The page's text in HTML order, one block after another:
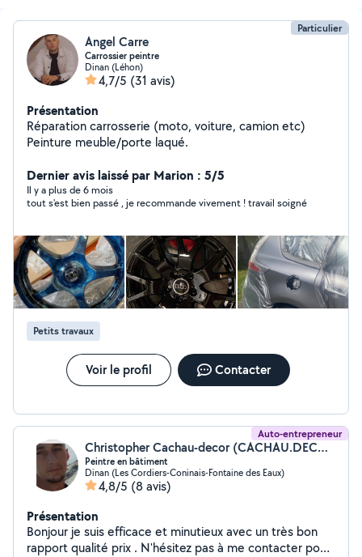
Particulier
Angel Carre
Carrossier peintre
Dinan (Léhon)
4,7/5 (31 avis)
Présentation
Réparation carrosserie (moto, voiture, camion etc)
Peinture meuble/porte laqué.
Dernier avis laissé par Marion : 5/5
Il y a plus de 6 mois
tout s'est bien passé , je recommande vivement ! travail soigné
Petits travaux
Voir le profil Contacter
Auto-entrepreneur
Christopher Cachau-decor (CACHAU.DECOR)
Peintre en bâtiment
Dinan (Les Cordiers-Coninais-Fontaine des Eaux)
4,8/5 (8 avis)
Présentation
Bonjour je suis efficace et minutieux avec un très bon
rapport qualité prix . N'hésitez pas à me contacter pour